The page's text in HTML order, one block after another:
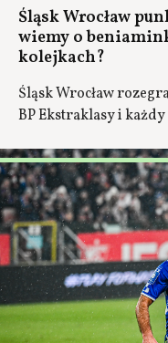
Śląsk Wrocław
wiemy o
kolejkach?
Śląsk Wrocław
BP Ekstraklasy i